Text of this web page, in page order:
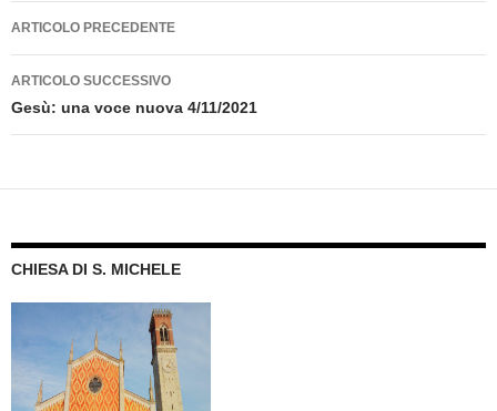
Navigazione
articolo
ARTICOLO PRECEDENTE
ARTICOLO SUCCESSIVO
Gesù: una voce nuova 4/11/2021
CHIESA DI S. MICHELE